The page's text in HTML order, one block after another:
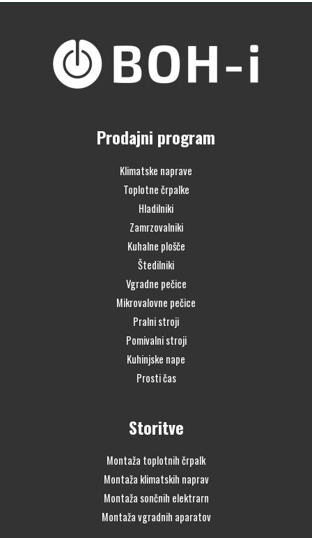
Prodajni program
Klimatske naprave
Toplotne črpalke
Hladilniki
Zamrzovalniki
Kuhalne plošče
Štedilniki
Vgradne pečice
Mikrovalovne pečice
Pralni stroji
Pomivalni stroji
Kuhinjske nape
Prosti čas
Storitve
Montaža toplotnih črpalk
Montaža klimatskih naprav
Montaža sončnih elektrarn
Montaža vgradnih aparatov